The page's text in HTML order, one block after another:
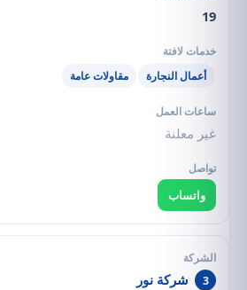
19
أعمال النجارة مقاولات عامة
غير معلنة
واتساب
3 شركة نور